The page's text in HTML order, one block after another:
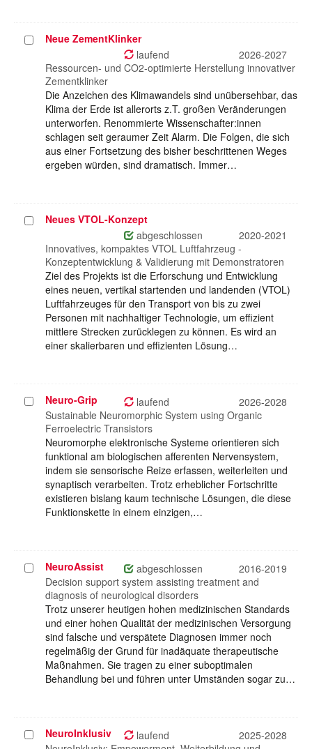
ProjektNeue ZementKlinker
laufend
2026-2027
Ressourcen- und CO2-optimierte Herstellung innovativer
Zementklinker
Die Anzeichen des Klimawandels sind unübersehbar, das
Klima der Erde ist allerorts z.T. großen Veränderungen
unterworfen. Renommierte Wissenschafter:innen
schlagen seit geraumer Zeit Alarm. Die Folgen, die sich
aus einer Fortsetzung des bisher beschrittenen Weges
ergeben würden, sind dramatisch. Immer…
ProjektNeues VTOL-Konzept
abgeschlossen
2020-2021
Innovatives, kompaktes VTOL Luftfahrzeug -
Konzeptentwicklung & Validierung mit Demonstratoren
Ziel des Projekts ist die Erforschung und Entwicklung
eines neuen, vertikal startenden und landenden (VTOL)
Luftfahrzeuges für den Transport von bis zu zwei
Personen mit nachhaltiger Technologie, um effizient
mittlere Strecken zurücklegen zu können. Es wird an
einer skalierbaren und effizienten Lösung…
Projekt
auswählen
Neuro-Grip laufend
2026-2028
Sustainable Neuromorphic System using Organic
Ferroelectric Transistors
Neuromorphe elektronische Systeme orientieren sich
funktional am biologischen afferenten Nervensystem,
indem sie sensorische Reize erfassen, weiterleiten und
synaptisch verarbeiten. Trotz erheblicher Fortschritte
existieren bislang kaum technische Lösungen, die diese
Funktionskette in einem einzigen,…
Projekt
auswählen
NeuroAssist abgeschlossen
2016-2019
Decision support system assisting treatment and
diagnosis of neurological disorders
Trotz unserer heutigen hohen medizinischen Standards
und einer hohen Qualität der medizinischen Versorgung
sind falsche und verspätete Diagnosen immer noch
regelmäßig der Grund für inadäquate therapeutische
Maßnahmen. Sie tragen zu einer suboptimalen
Behandlung bei und führen unter Umständen sogar zu…
ProjektNeuroInklusiv laufend
2025-2028